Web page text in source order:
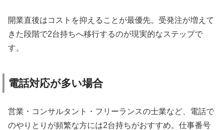
開業直後はコストを抑えることが最優先。受発注が増えて
きた段階で2台持ちへ移行するのが現実的なステップで
す。
電話対応が多い場合
営業・コンサルタント・フリーランスの士業など、電話で
のやりとりが頻繁な方には2台持ちがおすすめ。仕事番号